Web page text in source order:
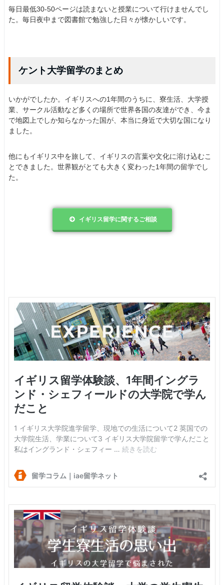
毎日最低30-50ページは読まないと授業について行けませんでし
た。毎日夜中まで図書館で勉強した日々が懐かしいです。
ケント大学留学のまとめ
いかがでしたか。イギリスへの1年間のうちに、寮生活、大学授
業、サークル活動など多くの場所で世界各国の友達ができ、今ま
で地図上でしか知らなかった国が、本当に身近で大切な国になり
ました。
他にもイギリス中を旅して、イギリスの言葉や文化に溶け込むこ
とできました。世界観がとても大きく変わった1年間の留学でし
た。
イギリス留学に関するご相談